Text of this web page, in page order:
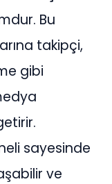
Bu
takipçi,
gibi
sayesinde
ve